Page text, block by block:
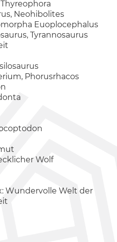
Neohibolites
Euoplocephalus
Tyrannosaurus
Phorusrhacos
Wolf
Wundervolle Welt der